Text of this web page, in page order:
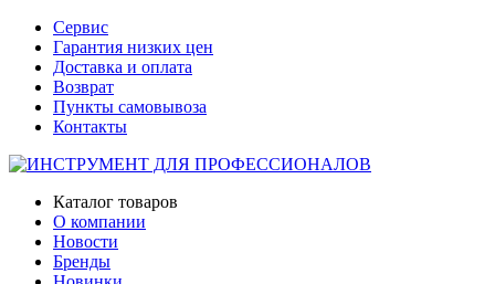
Сервис
Гарантия низких цен
Доставка и оплата
Возврат
Пункты самовывоза
Контакты
Каталог товаров
О компании
Новости
Бренды